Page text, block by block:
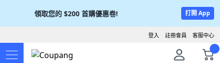
領取您的 $200 首購優惠卷! 打開 App
客服中心
註冊會員
登入